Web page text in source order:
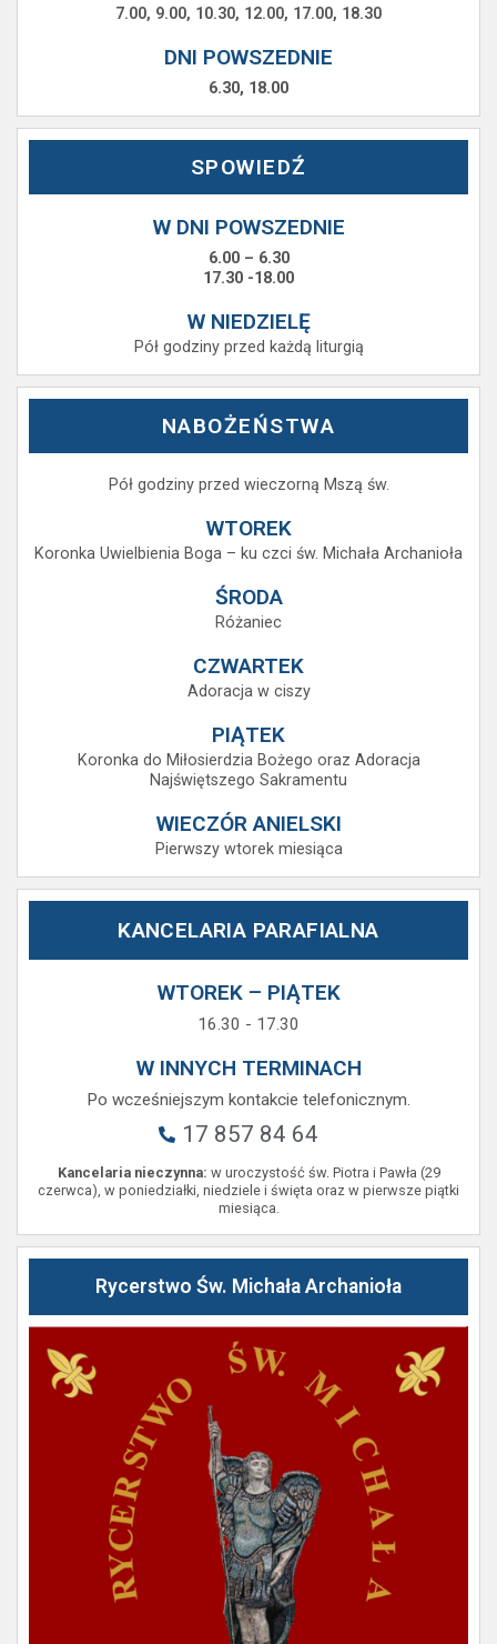
7.00, 9.00, 10.30, 12.00, 17.00, 18.30
DNI POWSZEDNIE
6.30, 18.00
SPOWIEDŹ
W DNI POWSZEDNIE
6.00 – 6.30
17.30 -18.00
W NIEDZIELĘ
Pół godziny przed każdą liturgią
NABOŻEŃSTWA
Pół godziny przed wieczorną Mszą św.
WTOREK
Koronka Uwielbienia Boga – ku czci św. Michała Archanioła
ŚRODA
Różaniec
CZWARTEK
Adoracja w ciszy
PIĄTEK
Koronka do Miłosierdzia Bożego oraz Adoracja
Najświętszego Sakramentu
WIECZÓR ANIELSKI
Pierwszy wtorek miesiąca
KANCELARIA PARAFIALNA
WTOREK – PIĄTEK
16.30 - 17.30
W INNYCH TERMINACH
Po wcześniejszym kontakcie telefonicznym.
17 857 84 64
Kancelaria nieczynna: w uroczystość św. Piotra i Pawła (29
czerwca), w poniedziałki, niedziele i święta oraz w pierwsze piątki
miesiąca.
Rycerstwo Św. Michała Archanioła